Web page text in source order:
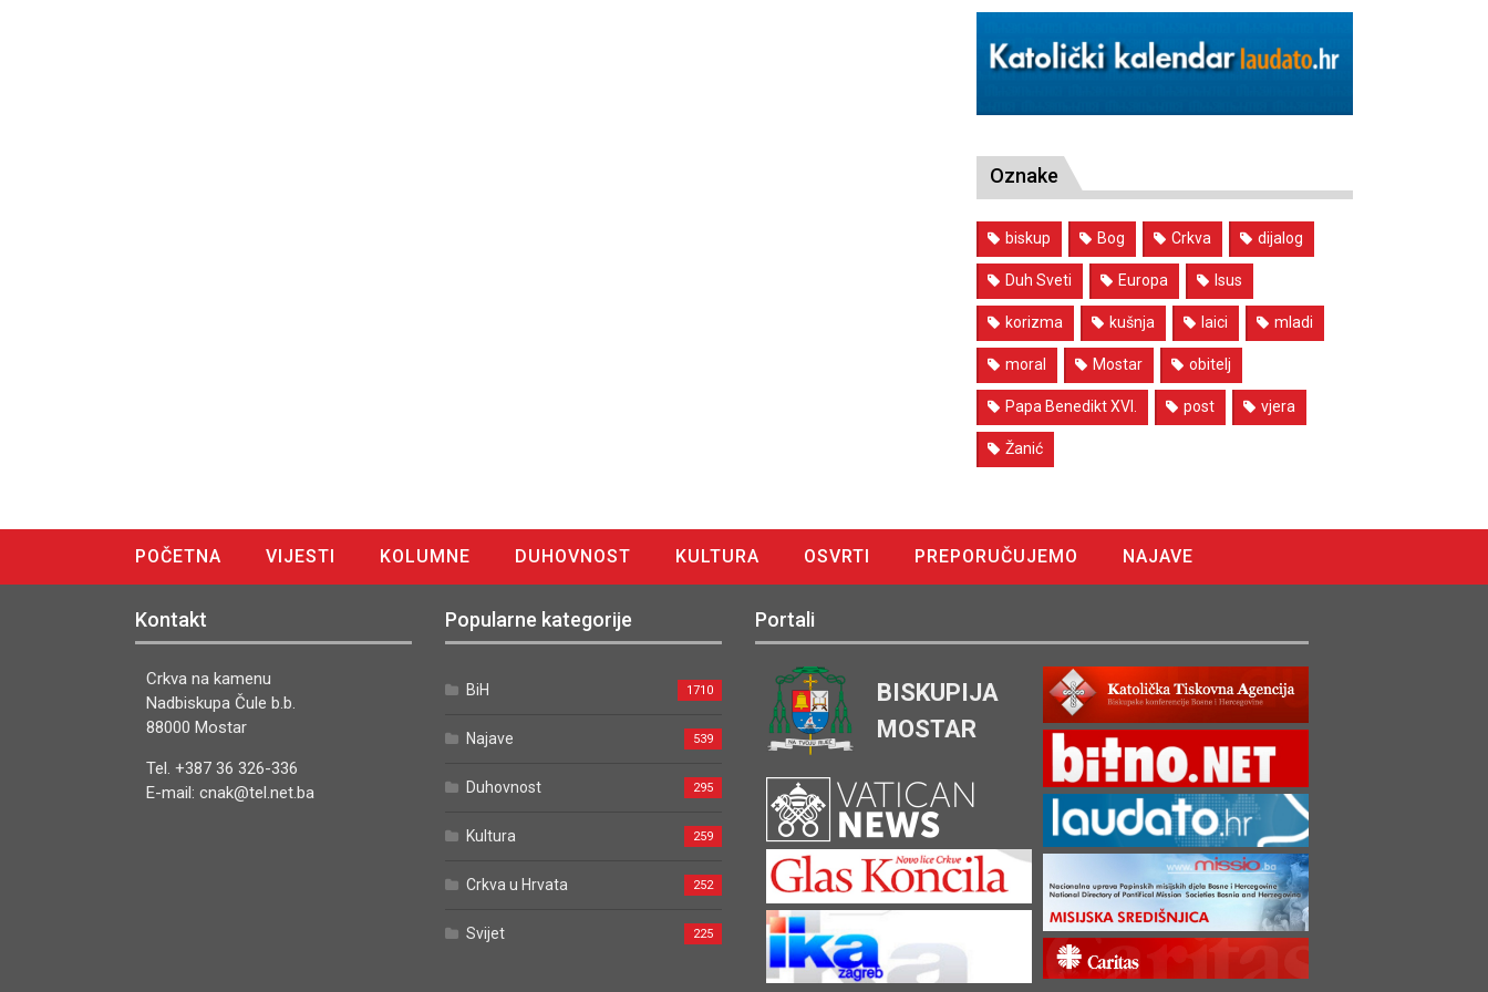
Oznake
biskup Bog Crkva dijalog
Duh Sveti Europa Isus
korizma kušnja laici mladi
moral Mostar obitelj
Papa Benedikt XVI. post vjera
Žanić
POČETNA VIJESTI KOLUMNE DUHOVNOST KULTURA OSVRTI PREPORUČUJEMO
NAJAVE
Kontakt
Crkva na kamenu
Nadbiskupa Čule b.b.
88000 Mostar
Tel. +387 36 326-336
E-mail: cnak@tel.net.ba
Popularne kategorije
BiH 1710
Najave 539
Duhovnost 295
Kultura 259
Crkva u Hrvata 252
Svijet 225
Portali
BISKUPIJA
MOSTAR